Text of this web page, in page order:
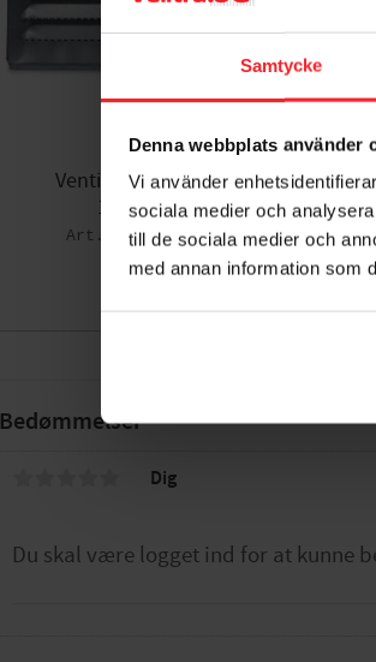
Samtycke
Denna webbplats använder
Vi använder
sociala medier och
till de sociala medier och
med annan information som
Bedømmelser
Dig
Ventilgaller Mössäker
100x100mm
004620758
42DKK
Gem som